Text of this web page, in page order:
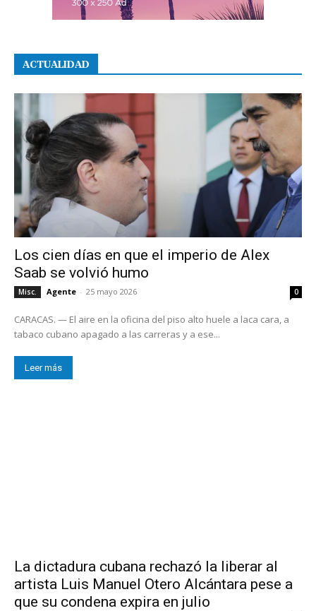
ACTUALIDAD
Los cien días en que el imperio de Alex
Saab se volvió humo
Misc. Agente - 25 mayo 2026 0
CARACAS. — El aire en la oficina del piso alto huele a laca cara, a
tabaco cubano apagado a las carreras y a ese...
Leer más
La dictadura cubana rechazó la liberar al
artista Luis Manuel Otero Alcántara pese a
que su condena expira en julio